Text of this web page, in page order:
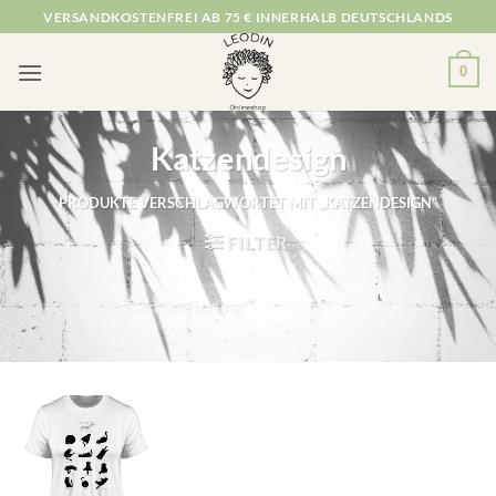
Inhalt
springen
VERSANDKOSTENFREI AB 75 € INNERHALB DEUTSCHLANDS
0
Katzendesign
PRODUKTE VERSCHLAGWORTET MIT „KATZENDESIGN“
FILTER